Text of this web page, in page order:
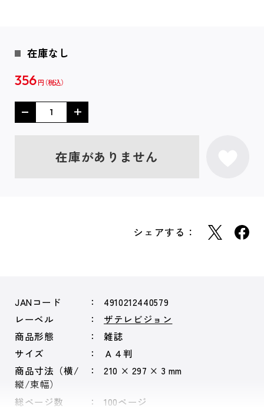
在庫なし
356 円
在庫がありません
シェアする：
JANコード
4910212440579
レーベル
ザテレビジョン
商品形態
雑誌
サイズ
Ａ４判
商品寸法（横/
縦/束幅）
210 × 297 × 3 mm
総ページ数 100ページ